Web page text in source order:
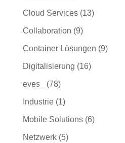
Cloud Services(13)
Collaboration (9)
Container Lösungen (9)
Digitalisierung (16)
eves_ (78)
Industrie(1)
Mobile Solutions(6)
Netzwerk(5)